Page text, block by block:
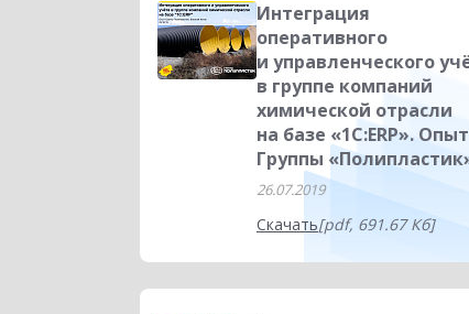
Интеграция
оперативного
и управленческого
в группе компаний
химической отрасли
на базе «1С:ERP». Опыт
Группы
26.07.2019
Скачать[pdf, 691.67 Кб]